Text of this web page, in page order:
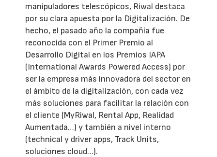
manipuladores telescópicos, Riwal destaca
por su clara apuesta por la Digitalización. De
hecho, el pasado año la compañía fue
reconocida con el Primer Premio al
Desarrollo Digital en los Premios IAPA
(International Awards Powered Access) por
ser la empresa más innovadora del sector en
el ámbito de la digitalización, con cada vez
más soluciones para facilitar la relación con
el cliente (MyRiwal, Rental App, Realidad
Aumentada…) y también a nivel interno
(technical y driver apps, Track Units,
soluciones cloud…).